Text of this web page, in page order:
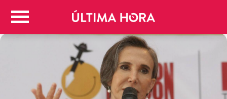
Politica
Positivas